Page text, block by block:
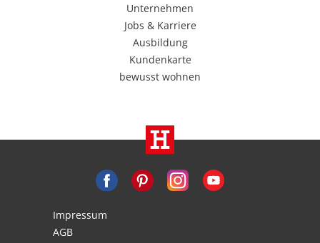
Unternehmen
Jobs & Karriere
Ausbildung
Kundenkarte
bewusst wohnen
Impressum
AGB